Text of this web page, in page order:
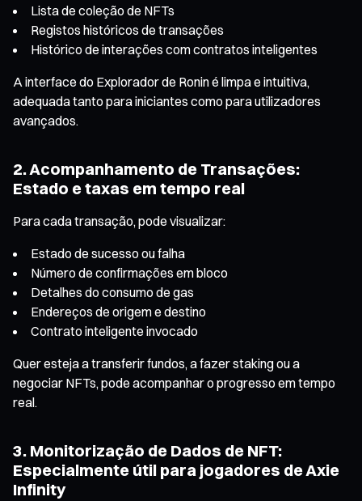
Lista de coleção de NFTs
Registos históricos de transações
Histórico de interações com contratos inteligentes
A interface do Explorador de Ronin é limpa e intuitiva,
adequada tanto para iniciantes como para utilizadores
avançados.
2. Acompanhamento de Transações:
Estado e taxas em tempo real
Para cada transação, pode visualizar:
Estado de sucesso ou falha
Número de confirmações em bloco
Detalhes do consumo de gas
Endereços de origem e destino
Contrato inteligente invocado
Quer esteja a transferir fundos, a fazer staking ou a
negociar NFTs, pode acompanhar o progresso em tempo
real.
3. Monitorização de Dados de NFT:
Especialmente útil para jogadores de Axie
Infinity